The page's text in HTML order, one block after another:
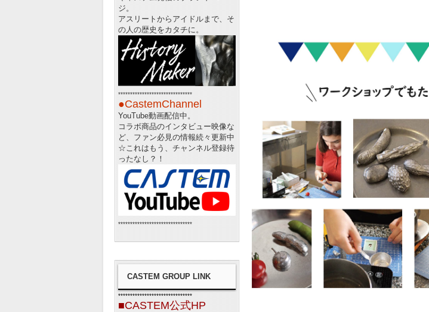
ジ。
アスリートからアイドルまで、そ
の人の歴史をカタチに。
*******************************
●CastemChannel
YouTube動画配信中。
コラボ商品のインタビュー映像な
ど、ファン必見の情報続々更新中
☆これはもう、チャンネル登録待
ったなし？！
*******************************
CASTEM GROUP LINK
*******************************
■CASTEM公式HP